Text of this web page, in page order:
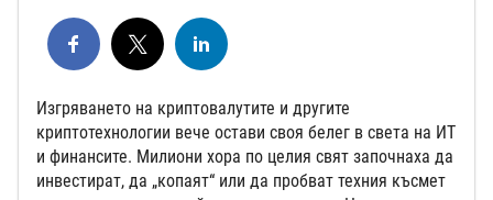
Изгряването на криптовалутите и другите
криптотехнологии вече остави своя белег в света на ИТ
и финансите. Милиони хора по целия свят започнаха да
инвестират, да „копаят“ или да пробват техния късмет